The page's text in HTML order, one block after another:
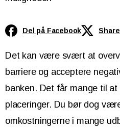
Del på Facebook
Det kan være svært at
barriere og acceptere
banken. Det får mange til at
placeringer. Du bør dog
omkostningerne i mange